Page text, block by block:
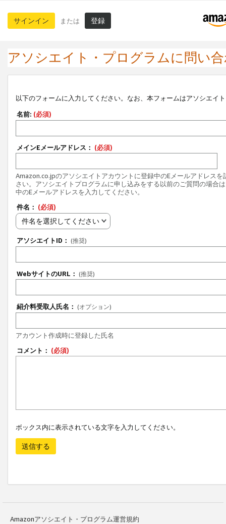
サインイン または 登録
アソシエイト・プログラムに問い
以下のフォームに入力してください。なお、本フォームはアソシエイ
名前: (必須)
メインEメールアドレス： (必須)
Amazon.co.jpのアソシエイトアカウントに登録中のEメールアドレスを
さい。アソシエイトプログラムに申し込みをする以前のご質問の場合
中のEメールアドレスを入力してください。
件名： (必須)
件名を選択してください
アソシエイトID： (推奨)
WebサイトのURL： (推奨)
紹介料受取人氏名： (オプション)
アカウント作成時に登録した氏名
コメント： (必須)
ボックス内に表示されている文字を入力してください。
送信する
Amazonアソシエイト・プログラム運営規約